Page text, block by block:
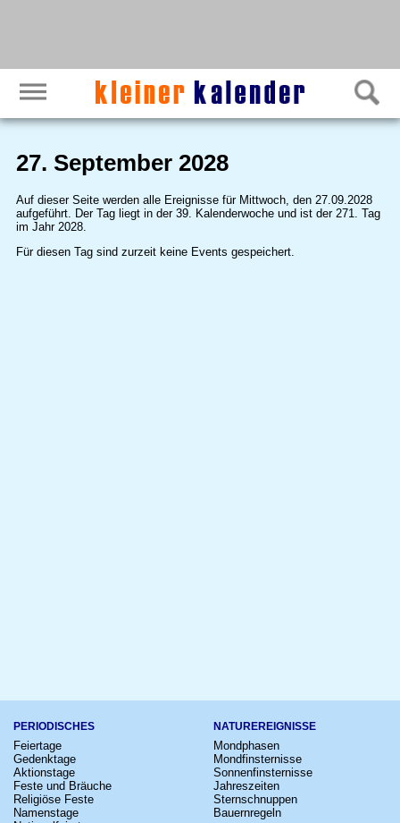
27. September 2028
Auf dieser Seite werden alle Ereignisse für Mittwoch, den 27.09.2028
aufgeführt. Der Tag liegt in der 39. Kalenderwoche und ist der 271. Tag
im Jahr 2028.
Für diesen Tag sind zurzeit keine Events gespeichert.
PERIODISCHES
Feiertage
Gedenktage
Aktionstage
Feste und Bräuche
Religiöse Feste
Namenstage
NATUREREIGNISSE
Mondphasen
Mondfinsternisse
Sonnenfinsternisse
Jahreszeiten
Sternschnuppen
Bauernregeln